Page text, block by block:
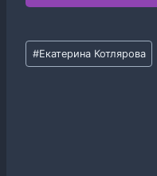
Метки
записи:
#Екатерина Котлярова